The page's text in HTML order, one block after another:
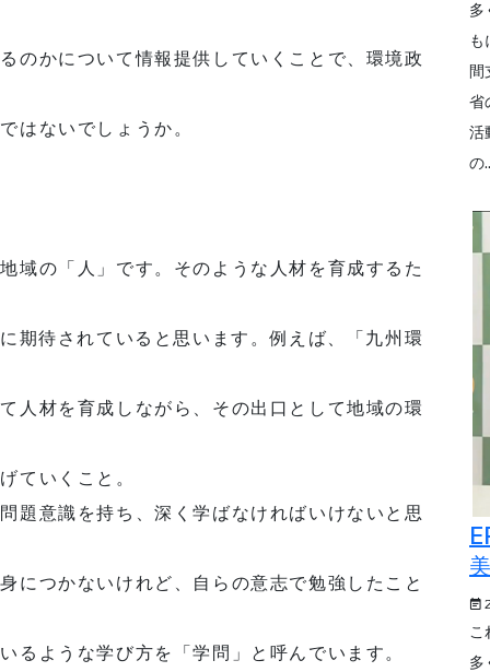
のかについて情報提供していくことで、環境政
はないでしょうか。
域の「人」です。そのような人材を育成するた
期待されていると思います。例えば、「九州環
人材を育成しながら、その出口として地域の環
ていくこと。
題意識を持ち、深く学ばなければいけないと思
につかないけれど、自らの意志で勉強したこと
るような学び方を「学問」と呼んでいます。
多
も
間
省
活
の
こ
多